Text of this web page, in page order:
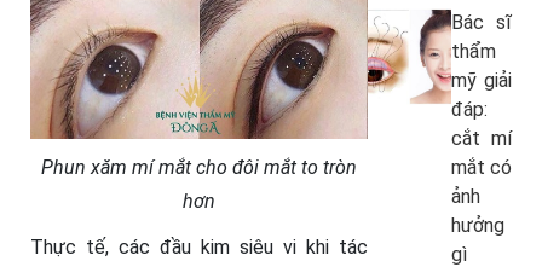
Phun xăm mí mắt cho đôi mắt to tròn
hơn
Thực tế, các đầu kim siêu vi khi tác
Bác sĩ
thẩm
mỹ giải
đáp:
cắt mí
mắt có
ảnh
hưởng
gì